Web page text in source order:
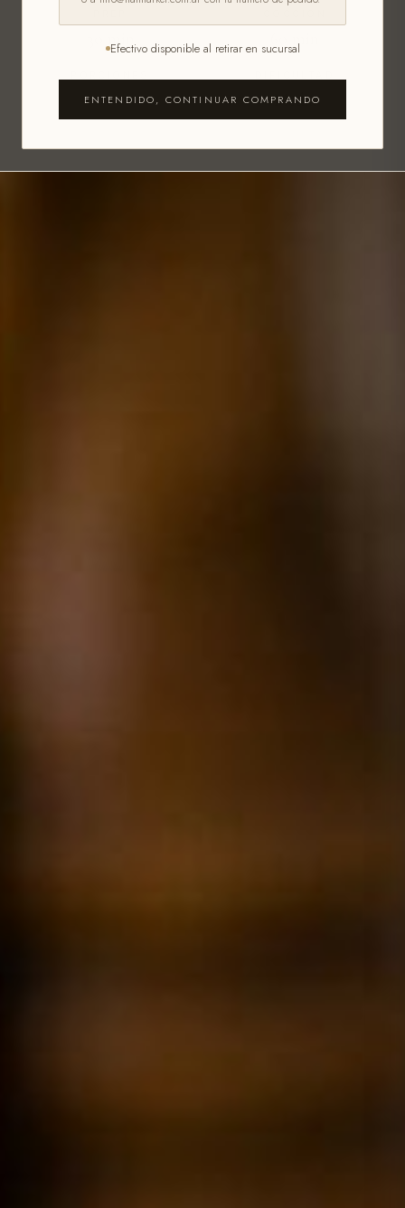
min min
8 Media
Efectivo disponible al retirar en sucursal
ENTENDIDO, CONTINUAR COMPRANDO